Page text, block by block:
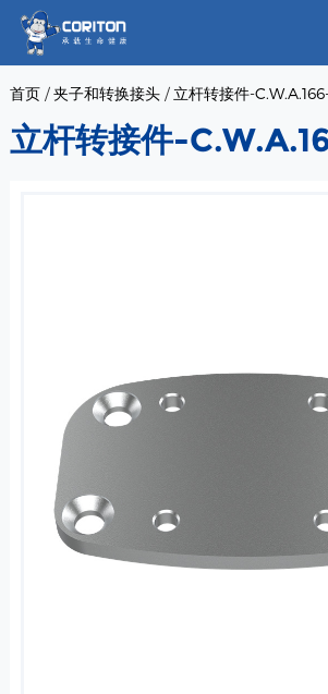
首页/夹子和转换接头/ 立杆转接件-
立杆转接件-